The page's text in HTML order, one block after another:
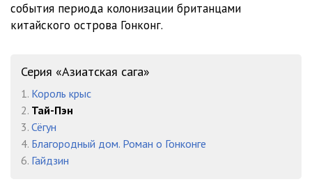
022
024
025
026
027
события периода колонизации британцами
китайского острова Гонконг.
Серия «Азиатская сага»
1. Король крыс
2. Тай-Пэн
3. Сёгун
4. Благородный дом. Роман о Гонконге
6. Гайдзин